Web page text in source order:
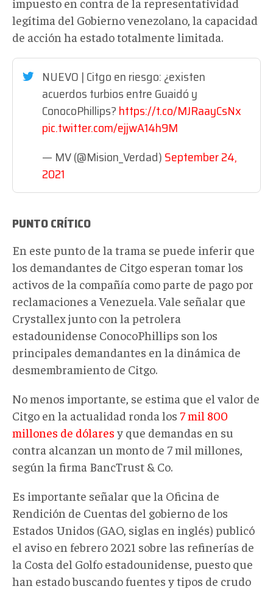
legítima del Gobierno venezolano, la capacidad
de acción ha estado totalmente limitada.
NUEVO | Citgo en riesgo: ¿existen
acuerdos turbios entre Guaidó y
ConocoPhillips?https://t.co/MJRaayCsNx
pic.twitter.com/ejjwA14h9M
— MV (@Mision_Verdad)September 24,
2021
PUNTO CRÍTICO
En este punto de la trama se puede inferir que
los demandantes de Citgo esperan tomar los
activos de la compañía como parte de pago por
reclamaciones a Venezuela. Vale señalar que
Crystallex junto con la petrolera
estadounidense ConocoPhillips son los
principales demandantes en la dinámica de
desmembramiento de Citgo.
No menos importante, se estima que el valor de
Citgo en la actualidad ronda los 7 mil 800
millones de dólares y que demandas en su
contra alcanzan un monto de 7 mil millones,
según la firma BancTrust & Co.
Es importante señalar que la Oficina de
Rendición de Cuentas del gobierno de los
Estados Unidos (GAO, siglas en inglés) publicó
el aviso en febrero 2021 sobre las refinerías de
la Costa del Golfo estadounidense, puesto que
han estado buscando fuentes y tipos de crudo